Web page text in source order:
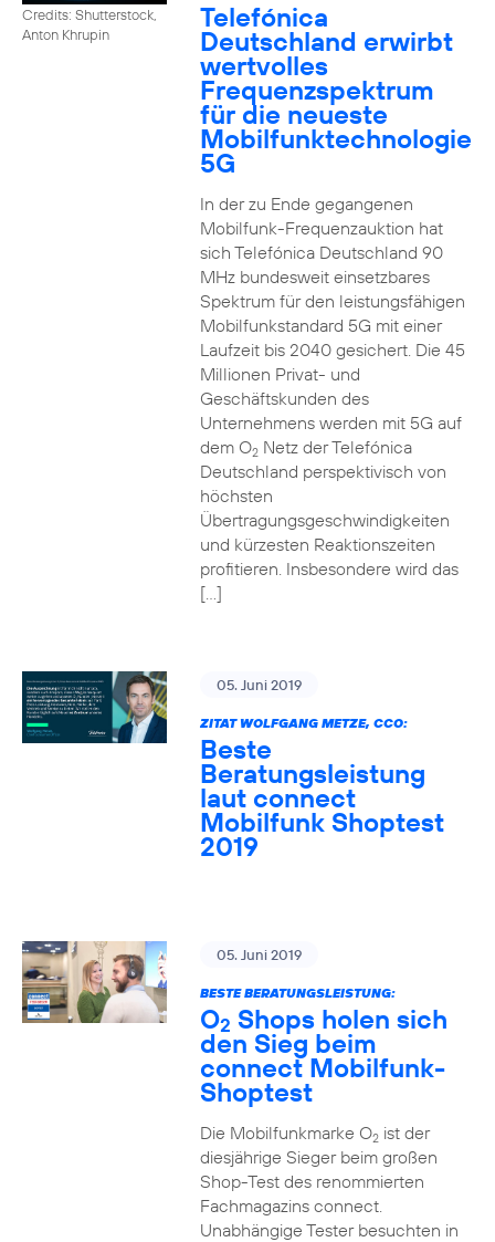
Credits: Shutterstock,
Anton Khrupin
Telefónica
Deutschland erwirbt
wertvolles
Frequenzspektrum
für die neueste
Mobilfunktechnologie
5G
In der zu Ende gegangenen
Mobilfunk-Frequenzauktion hat
sich Telefónica Deutschland 90
MHz bundesweit einsetzbares
Spektrum für den leistungsfähigen
Mobilfunkstandard 5G mit einer
Laufzeit bis 2040 gesichert. Die 45
Millionen Privat- und
Geschäftskunden des
Unternehmens werden mit 5G auf
dem O2Netz der Telefónica
Deutschland perspektivisch von
höchsten
Übertragungsgeschwindigkeiten
und kürzesten Reaktionszeiten
profitieren. Insbesondere wird das
[…]
05. Juni 2019
ZITAT WOLFGANG METZE, CCO:
Beste
Beratungsleistung
laut connect
Mobilfunk Shoptest
2019
05. Juni 2019
BESTE BERATUNGSLEISTUNG:
O2 Shops holen sich
den Sieg beim
connect Mobilfunk-
Shoptest
Die Mobilfunkmarke O2ist der
diesjährige Sieger beim großen
Shop-Test des renommierten
Fachmagazins connect.
Unabhängige Tester besuchten in